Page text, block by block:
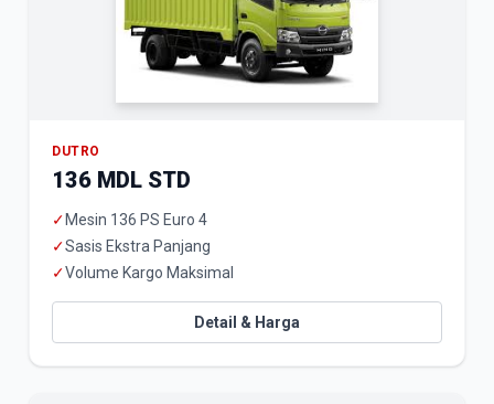
DUTRO
136 MDL STD
✓ Mesin 136 PS Euro 4
✓Sasis Ekstra Panjang
✓Volume Kargo Maksimal
Detail & Harga